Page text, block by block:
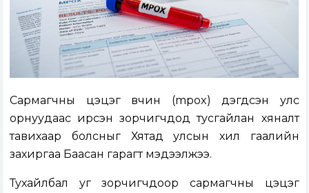
Сармагчны цэцэг өвчин (mpox) дэгдсэн улс
орнуудаас ирсэн зорчигчдод тусгайлан хяналт
тавихаар болсныг Хятад улсын хил гаалийн
захиргаа Баасан гарагт мэдээлжээ.
Тухайлбал уг зорчигчдоор сармагчны цэцэг